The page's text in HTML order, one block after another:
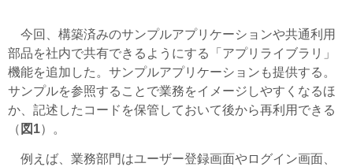
今回、構築済みのサンプルアプリケーションや共通利用
部品を社内で共有できるようにする「アプリライブラリ」
機能を追加した。サンプルアプリケーションも提供する。
サンプルを参照することで業務をイメージしやすくなるほ
か、記述したコードを保管しておいて後から再利用できる
（ 図1）。
例えば、業務部門はユーザー登録画面やログイン画面、